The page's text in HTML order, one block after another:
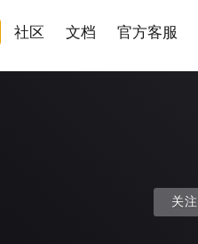
社区 文档 官方客服
关注